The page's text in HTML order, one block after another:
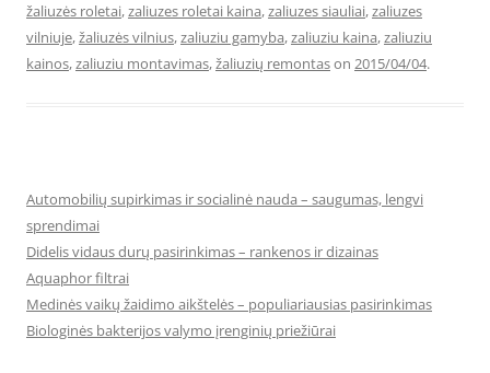
žaliuzės roletai,zaliuzes roletai kaina,zaliuzes siauliai,zaliuzes
vilniuje,žaliuzės vilnius,zaliuziu gamyba,zaliuziu kaina,zaliuziu
kainos,zaliuziu montavimas,žaliuzių remontason 2015/04/04.
Automobilių supirkimas ir socialinė nauda – saugumas, lengvi
sprendimai
Didelis vidaus durų pasirinkimas – rankenos ir dizainas
Aquaphor filtrai
Medinės vaikų žaidimo aikštelės – populiariausias pasirinkimas
Biologinės bakterijos valymo įrenginių priežiūrai